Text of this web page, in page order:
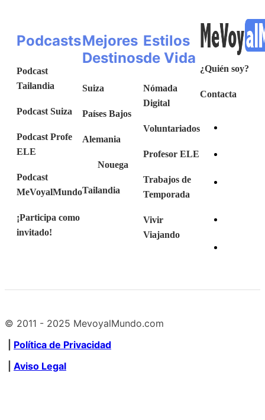
Podcasts
Podcast
Tailandia
Podcast Suiza
Podcast Profe
ELE
Podcast
MeVoyalMundo
¡Participa como
invitado!
Mejores
Destinos
Suiza
Países Bajos
Alemania
Nouega
Tailandia
Estilos
de Vida
Nómada
Digital
Voluntariados
Profesor ELE
Trabajos de
Temporada
Vivir
Viajando
¿Quién soy?
Contacta
© 2011 - 2025 MevoyalMundo.com
Política de Privacidad
Aviso Legal